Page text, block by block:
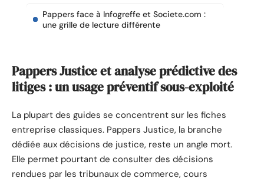
Pappers face à Infogreffe et Societe.com :
une grille de lecture différente
Pappers Justice et analyse prédictive des
litiges : un usage préventif sous-exploité
La plupart des guides se concentrent sur les fiches
entreprise classiques. Pappers Justice, la branche
dédiée aux décisions de justice, reste un angle mort.
Elle permet pourtant de consulter des décisions
rendues par les tribunaux de commerce, cours